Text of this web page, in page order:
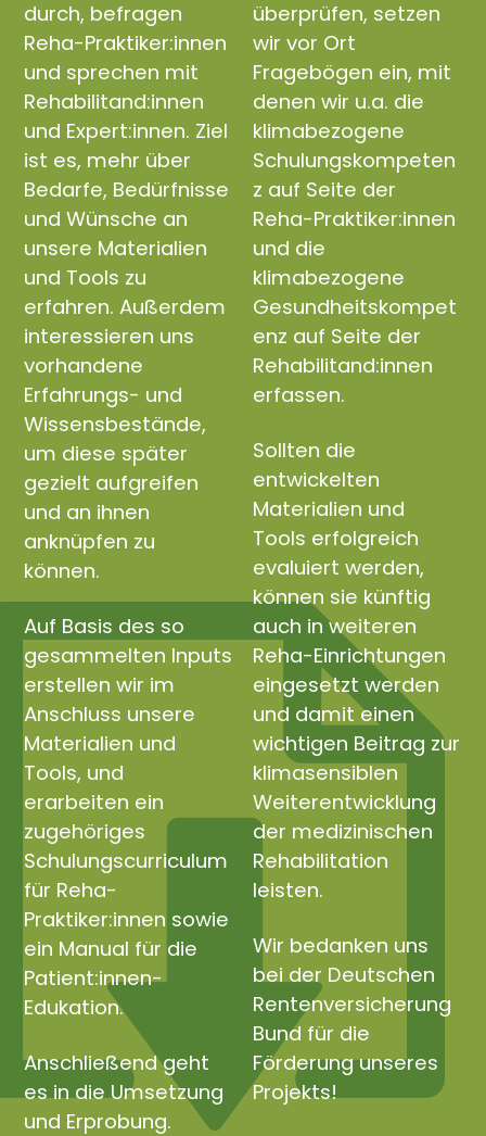
durch, befragen
Reha-Praktiker:innen
und sprechen mit
Rehabilitand:innen
und Expert:innen. Ziel
ist es, mehr über
Bedarfe, Bedürfnisse
und Wünsche an
unsere Materialien
und Tools zu
erfahren. Außerdem
interessieren uns
vorhandene
Erfahrungs- und
Wissensbestände,
um diese später
gezielt aufgreifen
und an ihnen
anknüpfen zu
können.
Auf Basis des so
gesammelten Inputs
erstellen wir im
Anschluss unsere
Materialien und
Tools, und
erarbeiten ein
zugehöriges
Schulungscurriculum
für Reha-
Praktiker:innen sowie
ein Manual für die
Patient:innen-
Edukation.
Anschließend geht
es in die Umsetzung
und Erprobung.
überprüfen, setzen
wir vor Ort
Fragebögen ein, mit
denen wir u.a. die
klimabezogene
Schulungskompeten
z auf Seite der
Reha-Praktiker:innen
und die
klimabezogene
Gesundheitskompet
enz auf Seite der
Rehabilitand:innen
erfassen.
Sollten die
entwickelten
Materialien und
Tools erfolgreich
evaluiert werden,
können sie künftig
auch in weiteren
Reha-Einrichtungen
eingesetzt werden
und damit einen
wichtigen Beitrag zur
klimasensiblen
Weiterentwicklung
der medizinischen
Rehabilitation
leisten.
Wir bedanken uns
bei der Deutschen
Rentenversicherung
Bund für die
Förderung unseres
Projekts!